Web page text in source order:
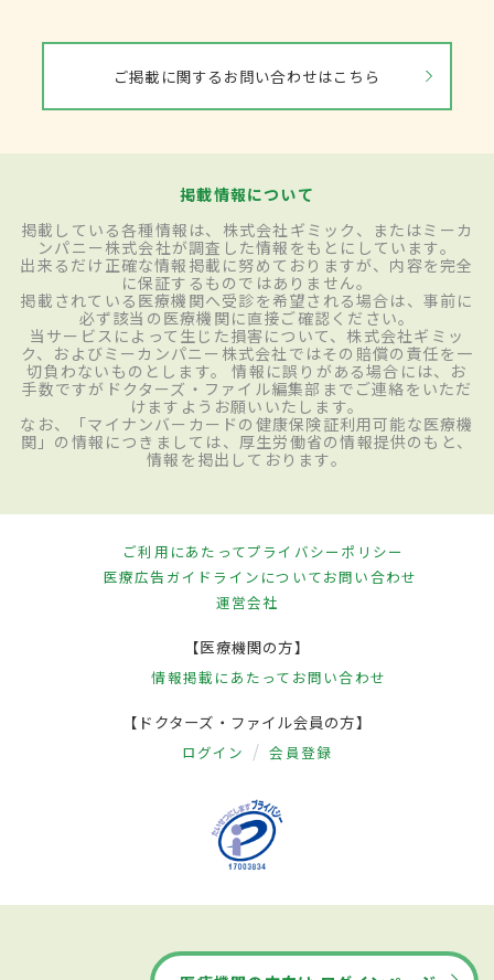
ご掲載に関するお問い合わせはこちら
掲載情報について
掲載している各種情報は、株式会社ギミック、またはミーカ
ンパニー株式会社が調査した情報をもとにしています。
出来るだけ正確な情報掲載に努めておりますが、内容を完全
に保証するものではありません。
掲載されている医療機関へ受診を希望される場合は、事前に
必ず該当の医療機関に直接ご確認ください。
当サービスによって生じた損害について、株式会社ギミッ
ク、およびミーカンパニー株式会社ではその賠償の責任を一
切負わないものとします。 情報に誤りがある場合には、お
手数ですがドクターズ・ファイル編集部までご連絡をいただ
けますようお願いいたします。
なお、「マイナンバーカードの健康保険証利用可能な医療機
関」の情報につきましては、厚生労働省の情報提供のもと、
情報を掲出しております。
ご利用にあたってプライバシーポリシー
医療広告ガイドラインについてお問い合わせ
運営会社
【医療機関の方】
情報掲載にあたって お問い合わせ
【ドクターズ・ファイル会員の方】
ログイン 会員登録